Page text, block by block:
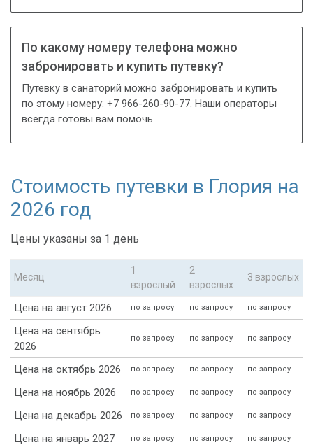
По какому номеру телефона можно
забронировать и купить путевку?
Путевку в санаторий можно забронировать и купить
по этому номеру: +7 966-260-90-77. Наши операторы
всегда готовы вам помочь.
Стоимость путевки в Глория на
2026 год
Цены указаны за 1 день
Месяц
1
взрослый
2
взрослых
3 взрослых
Цена на август 2026 по запросу по запросу по запросу
Цена на сентябрь
2026
по запросу по запросу по запросу
Цена на октябрь 2026 по запросу по запросу по запросу
Цена на ноябрь 2026 по запросу по запросу по запросу
Цена на декабрь 2026 по запросу по запросу по запросу
Цена на январь 2027 по запросу по запросу по запросу